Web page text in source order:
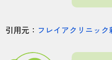
引用元： フレイアクリニック